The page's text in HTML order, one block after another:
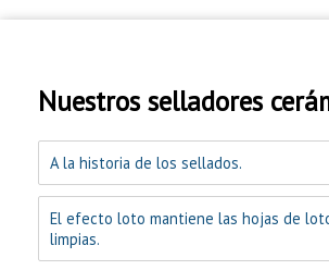
Nuestros selladores
A la historia de los sellados.
El efecto loto mantiene las hojas de loto